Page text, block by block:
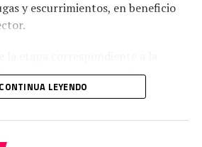
y escurrimientos, en beneficio
la obra entra en la fase previa
los trabajos de reposición del
CONTINUA LEYENDO